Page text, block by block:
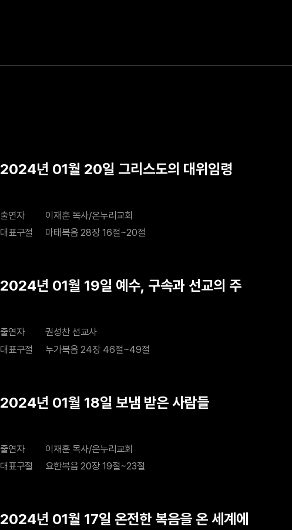
2024년 01월 20일 그리스도의 대위임령
출연자
이재훈 목사/온누리교회
대표구절
마태복음 28장 16절~20절
2024년 01월 19일 예수, 구속과 선교의 주
출연자
권성찬 선교사
대표구절
누가복음 24장 46절~49절
2024년 01월 18일 보냄 받은 사람들
출연자
이재훈 목사/온누리교회
대표구절
요한복음 20장 19절~23절
2024년 01월 17일 온전한 복음을 온 세계에